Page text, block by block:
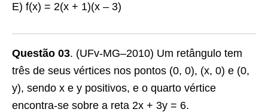
E) f(x) = 2(x + 1)(x – 3)
Questão 03. (UFv-MG–2010) Um retângulo tem
três de seus vértices nos pontos (0, 0), (x, 0) e (0,
y), sendo x e y positivos, e o quarto vértice
encontra-se sobre a reta 2x + 3y = 6.